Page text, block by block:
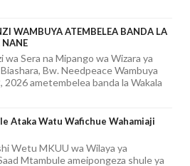
WAMBUYA ATEMBELEA BANDA LA
wa Sera na Mipango wa Wizara ya
Bw. Needpeace Wambuya
2026 ametembelea banda la Wakala
Ataka Watu Wafichue Wahamiaji
Wetu MKUU wa Wilaya ya
Mtambule ameipongeza shule ya